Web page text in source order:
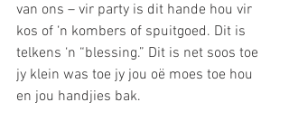
van ons – vir party is dit hande hou vir
kos of ‘n kombers of spuitgoed. Dit is
telkens ‘n “blessing.” Dit is net soos toe
jy klein was toe jy jou oë moes toe hou
en jou handjies bak.